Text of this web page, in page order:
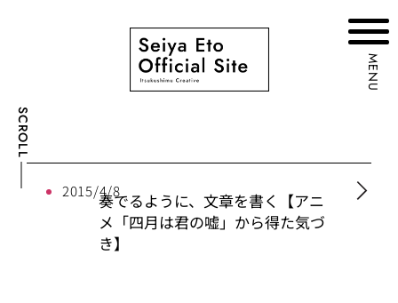
SCROLL
MENU
2015/4/8奏でるように、文章を書く【アニ
メ「四月は君の嘘」から得た気づ
き】